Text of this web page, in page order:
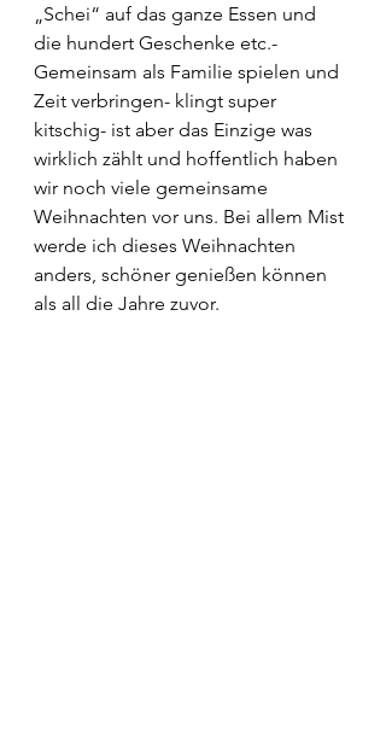
„Schei“ auf das ganze Essen und
die hundert Geschenke etc.-
Gemeinsam als Familie spielen und
Zeit verbringen- klingt super
kitschig- ist aber das Einzige was
wirklich zählt und hoffentlich haben
wir noch viele gemeinsame
Weihnachten vor uns. Bei allem Mist
werde ich dieses Weihnachten
anders, schöner genießen können
als all die Jahre zuvor.